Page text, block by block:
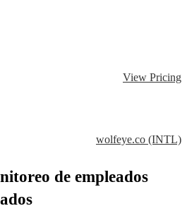
View Pricing
wolfeye.co (INTL)
de empleados